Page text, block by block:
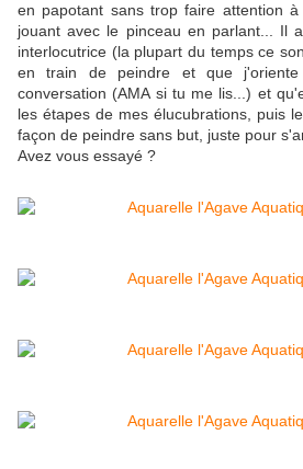
en papotant sans trop faire attention
jouant avec le pinceau en parlant... Il
interlocutrice (la plupart du temps ce
en train de peindre et que
conversation (AMA si tu me lis...) et
les étapes de mes élucubrations, puis
façon de peindre sans but, juste pour
Avez vous essayé ?